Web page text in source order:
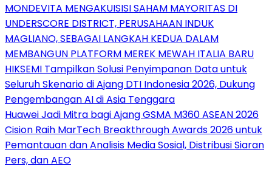
MONDEVITA MENGAKUISISI SAHAM MAYORITAS DI
UNDERSCORE DISTRICT, PERUSAHAAN INDUK
MAGLIANO, SEBAGAI LANGKAH KEDUA DALAM
MEMBANGUN PLATFORM MEREK MEWAH ITALIA BARU
HIKSEMI Tampilkan Solusi Penyimpanan Data untuk
Seluruh Skenario di Ajang DTI Indonesia 2026, Dukung
Pengembangan AI di Asia Tenggara
Huawei Jadi Mitra bagi Ajang GSMA M360 ASEAN 2026
Cision Raih MarTech Breakthrough Awards 2026 untuk
Pemantauan dan Analisis Media Sosial, Distribusi Siaran
Pers, dan AEO